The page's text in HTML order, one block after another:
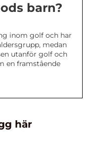
barn?
inom golf och har
medan
utanför golf och
en framstående
här